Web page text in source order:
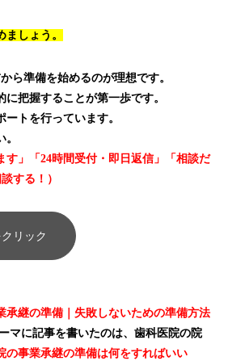
しょう。
ら準備を始めるのが理想です。
把握することが第一歩です。
トを行っています。
す」「24時間受付・即日返信」「相談だ
する！）
リック
承継の準備｜失敗しないための準備方法
マに記事を書いたのは、歯科医院の院
の事業承継の準備は何をすればいい